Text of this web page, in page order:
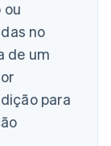
ou
no
de um
para